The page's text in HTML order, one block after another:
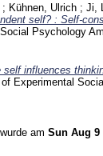
; Kühnen, Ulrich ; Ji,
self? : Self-
Psychology
self influences
Experimental
am Sun Aug 9